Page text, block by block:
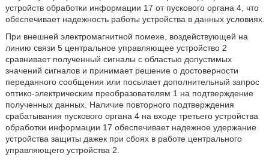
устройств обработки информации 17 от пускового органа 4, что
обеспечивает надежность работы устройства в данных условиях.
При внешней электромагнитной помехе, воздействующей на
линию связи 5 центральное управляющее устройство 2
сравнивает полученный сигналы с областью допустимых
значений сигналов и принимает решение о достоверности
переданного сообщения или посылает дополнительный запрос
оптико-электрическим преобразователям 1 на подтверждение
полученных данных. Наличие повторного подтверждения
срабатывания пускового органа 4 на входе третьего устройства
обработки информации 17 обеспечивает надежное удержание
устройства защиты дажек при сбоях в работе центрального
управляющего устройства 2.